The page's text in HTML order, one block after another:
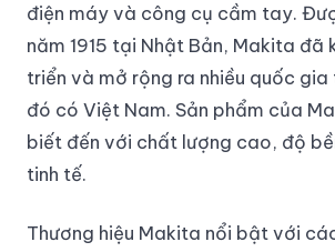
điện máy và công cụ cầm tay.
năm 1915 tại Nhật Bản, Makita đã
triển và mở rộng ra nhiều quốc
đó có Việt Nam. Sản phẩm của
biết đến với chất lượng cao, độ
tinh tế.
Thương hiệu Makita nổi bật với